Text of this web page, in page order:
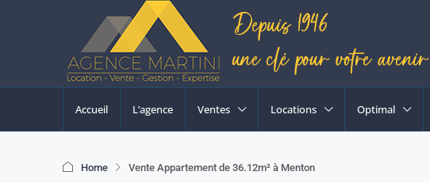
Accueil L’agence Ventes Locations Optimal
Home Vente Appartement de 36.12m² à Menton